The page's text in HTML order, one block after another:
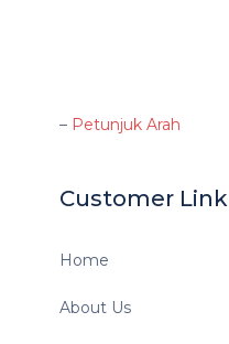
– Petunjuk Arah
Customer Link
Home
About Us